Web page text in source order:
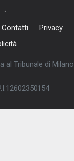
Contatti
Privacy
al Tribunale di Milano